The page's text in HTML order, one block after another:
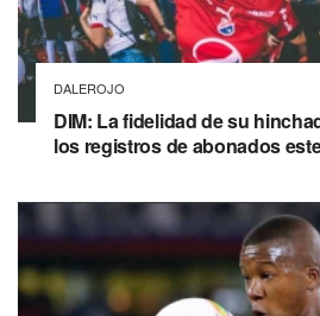
DALEROJO
DIM: La fidelidad de su
los registros de abonados